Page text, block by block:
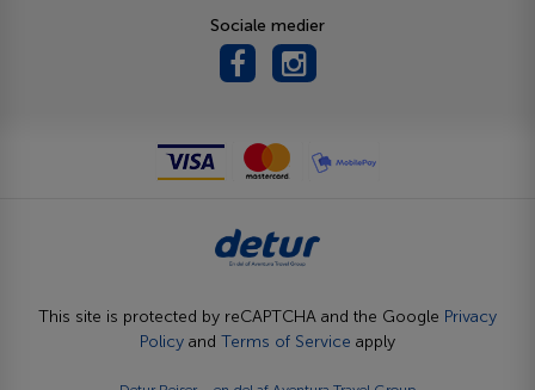
Sociale medier
This site is protected by reCAPTCHA and the Google Privacy
Policy and Terms of Service apply